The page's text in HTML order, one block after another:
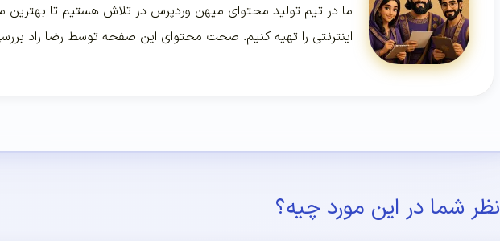
ما در تیم تولید محتوای میهن وردپرس در تلاش هستیم تا بهترین
اینترنتی را تهیه کنیم. صحت محتوای این صفحه توسط رضا راد
نظر شما در این مورد چیه؟